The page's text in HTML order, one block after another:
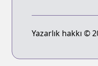
Yazarlık hakkı ©